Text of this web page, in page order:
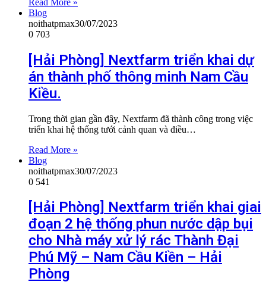
Blog
noithatpmax30/07/2023
0 703
[Hải Phòng] Nextfarm triển khai dự
án thành phố thông minh Nam Cầu
Kiều.
Trong thời gian gần đây, Nextfarm đã thành công trong việc
triển khai hệ thống tưới cảnh quan và điều…
Read More »
Blog
noithatpmax30/07/2023
0 541
[Hải Phòng] Nextfarm triển khai giai
đoạn 2 hệ thống phun nước dập bụi
cho Nhà máy xử lý rác Thành Đại
Phú Mỹ – Nam Cầu Kiền – Hải
Phòng